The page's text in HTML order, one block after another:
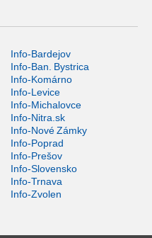
Info-Bardejov
Info-Ban. Bystrica
Info-Komárno
Info-Levice
Info-Michalovce
Info-Nitra.sk
Info-Nové Zámky
Info-Poprad
Info-Prešov
Info-Slovensko
Info-Trnava
Info-Zvolen